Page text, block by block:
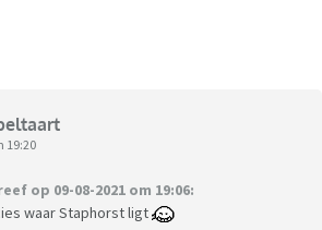
19:20
op 09-08-2021 om 19:06:
waar Staphorst ligt